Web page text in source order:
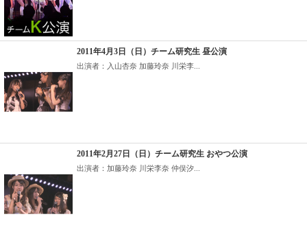
2011年4月3日（日）チーム研究生 昼公演
出演者：入山杏奈 加藤玲奈 川栄李...
2011年2月27日（日）チーム研究生 おやつ公演
出演者：加藤玲奈 川栄李奈 仲俣汐...